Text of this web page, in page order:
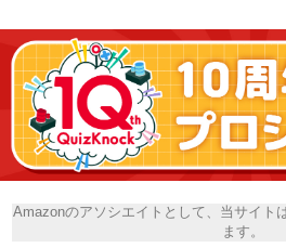
Amazonのアソシエイトとして、当サイト
ます。